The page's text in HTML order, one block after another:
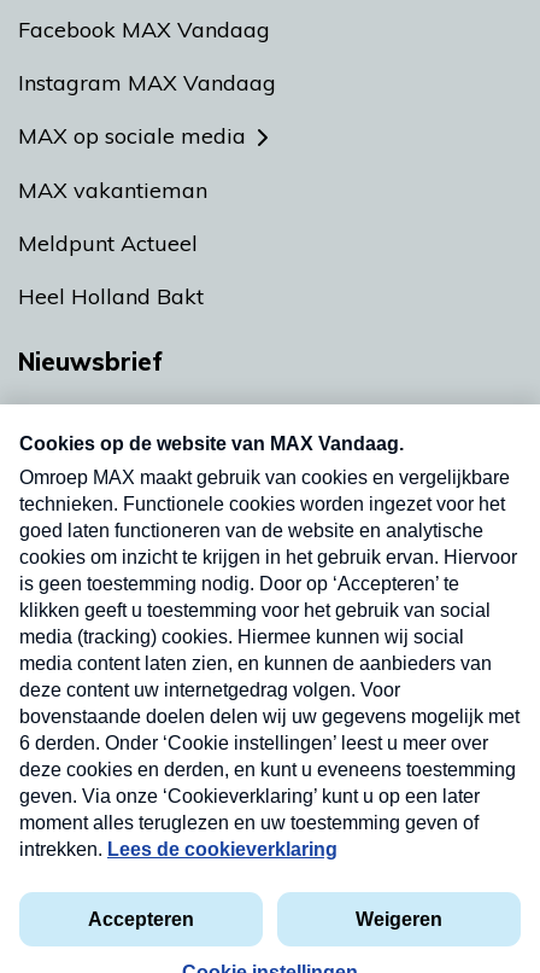
Facebook MAX Vandaag
Instagram MAX Vandaag
MAX op sociale media
MAX vakantieman
Meldpunt Actueel
Heel Holland Bakt
Nieuwsbrief
nieuwsbrief. Elke vrijdag- en dinsdagochtend in
uw mailbox.
Verzend
Privacyverklaring
Cookieverklaring
Kwetsbaarheid melden
Copyright © 2026 MAX Vandaag - Omroep MAX
Nieuwsbrief
Neem hier een gratis abonnement op onze
nieuwsbrief. Elke vrijdag- en dinsdagochtend in uw